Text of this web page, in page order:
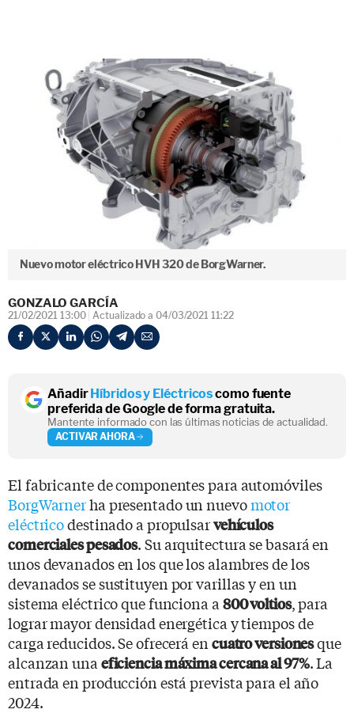
Nuevo motor eléctrico HVH 320 de BorgWarner.
GONZALO GARCÍA
21/02/2021 13:00 Actualizado a 04/03/2021 11:22
AñadirHíbridos y Eléctricoscomo fuente
preferida de Google de forma gratuita.
Mantente informado con las últimas noticias de actualidad.
ACTIVAR AHORA
El fabricante de componentes para automóviles
BorgWarnerha presentado un nuevomotor
eléctricodestinado a propulsarvehículos
comerciales pesados. Su arquitectura se basará en
unos devanados en los que los alambres de los
devanados se sustituyen por varillas y en un
sistema eléctrico que funciona a 800 voltios, para
lograr mayor densidad energética y tiempos de
carga reducidos. Se ofrecerá en cuatro versionesque
alcanzan una eficiencia máxima cercana al 97%. La
entrada en producción está prevista para el año
2024.